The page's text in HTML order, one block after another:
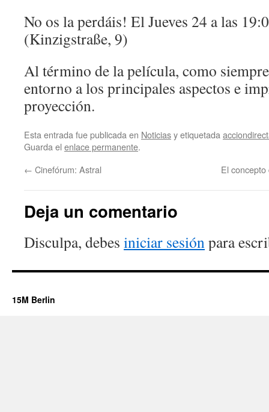
No os la perdáis! El Jueves 24 a las
(Kinzigstraße, 9)
Al término de la película, como
entorno a los principales aspectos e
proyección.
Esta entrada fue publicada en Noticiasy etiquetada
Guarda el enlace permanente.
← Cinefórum: Astral El
Deja un comentario
Disculpa, debes iniciar sesiónpara
15M Berlin